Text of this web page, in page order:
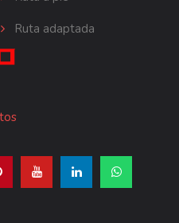
Ruta adaptada